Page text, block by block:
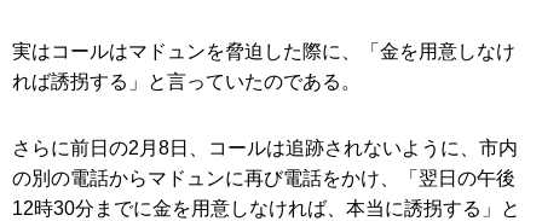
実はコールはマドュンを脅迫した際に、「金を用意しなけ
れば誘拐する」と言っていたのである。
さらに前日の2月8日、コールは追跡されないように、市内
の別の電話からマドュンに再び電話をかけ、「翌日の午後
12時30分までに金を用意しなければ、本当に誘拐する」と